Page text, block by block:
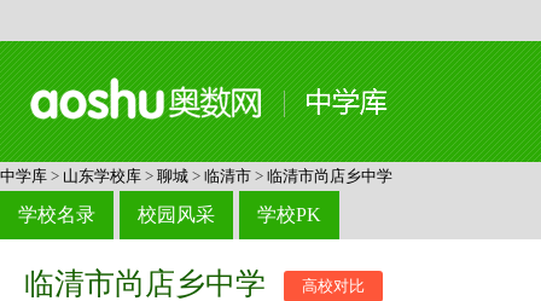
中学库 > 山东学校库 > 聊城 > 临清市 > 临清市尚店乡中学
学校名录 校园风采 学校PK
临清市尚店乡中学 高校对比